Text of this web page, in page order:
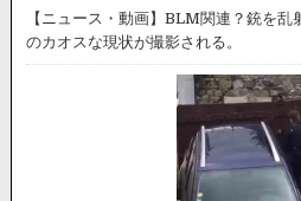
【ニュース・動画】BLM関連？銃を
のカオスな現状が撮影される。